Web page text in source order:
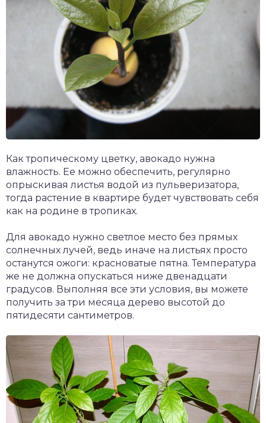
Как тропическому цветку, авокадо нужна
влажность. Ее можно обеспечить, регулярно
опрыскивая листья водой из пульверизатора,
тогда растение в квартире будет чувствовать себя
как на родине в тропиках.
Для авокадо нужно светлое место без прямых
солнечных лучей, ведь иначе на листьях просто
останутся ожоги: красноватые пятна. Температура
же не должна опускаться ниже двенадцати
градусов. Выполняя все эти условия, вы можете
получить за три месяца дерево высотой до
пятидесяти сантиметров.